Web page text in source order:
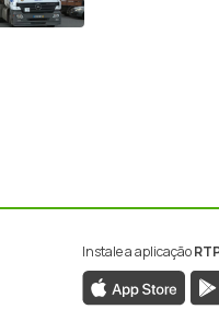
Instale a aplicação